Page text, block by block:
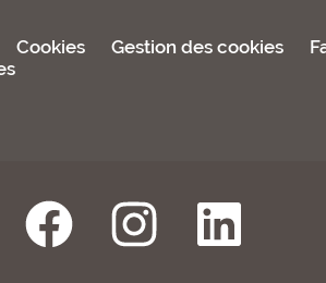
Cookies Gestion des cookies